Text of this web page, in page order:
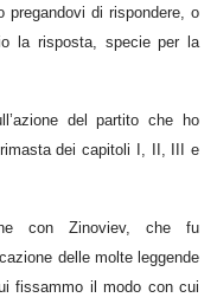
pregandovi di rispondere, o
la risposta, specie per la
del partito che ho
dei capitoli I, II, III e
con Zinoviev, che fu
delle molte leggende
fissammo il modo con cui